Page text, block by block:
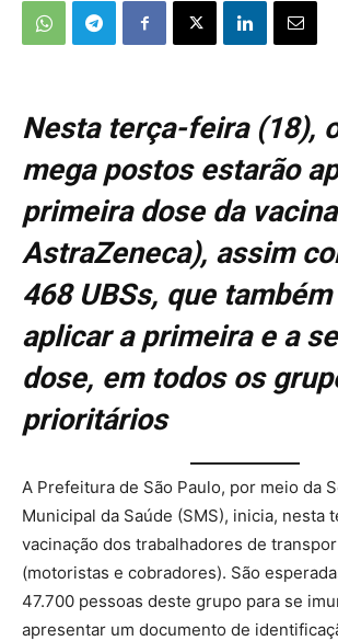
Nesta terça-feira (18),
mega postos estarão
primeira dose da
AstraZeneca), assim
468 UBSs, que
aplicar a primeira e a
dose, em todos os
prioritários
A Prefeitura de São Paulo, por meio da
Municipal da Saúde (SMS), inicia, nesta
vacinação dos trabalhadores de
(motoristas e cobradores). São
47.700 pessoas deste grupo para se
apresentar um documento de